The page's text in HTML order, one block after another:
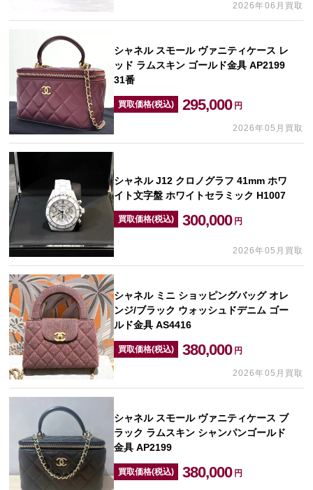
2026年06月買取
シャネル スモール ヴァニティケース レ
ッド ラムスキン ゴールド金具 AP2199
31番
買取価格(税込) 295,000 円
2026年05月買取
シャネル J12 クロノグラフ 41mm ホワ
イト文字盤 ホワイトセラミック H1007
買取価格(税込) 300,000 円
2026年05月買取
シャネル ミニ ショッピングバッグ オレ
ンジ/ブラック ウォッシュドデニム ゴー
ルド金具 AS4416
買取価格(税込) 380,000 円
2026年05月買取
シャネル スモール ヴァニティケース ブ
ラック ラムスキン シャンパンゴールド
金具 AP2199
買取価格(税込) 380,000 円